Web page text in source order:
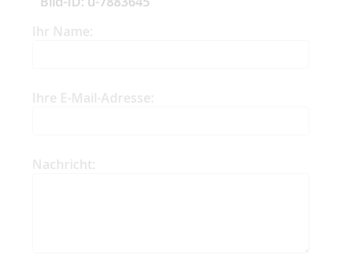
Ihr Name:
Ihre E-Mail-Adresse:
Nachricht: